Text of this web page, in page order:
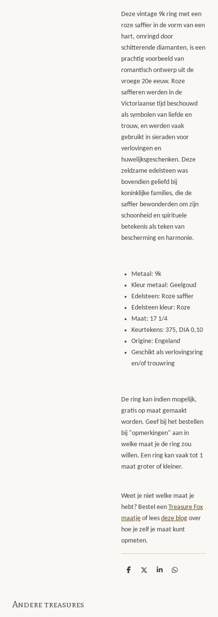
Deze vintage 9k ring met een
roze saffier in de vorm van een
hart, omringd door
schitterende diamanten, is een
prachtig voorbeeld van
romantisch ontwerp uit de
vroege 20e eeuw. Roze
saffieren werden in de
Victoriaanse tijd beschouwd
als symbolen van liefde en
trouw, en werden vaak
gebruikt in sieraden voor
verlovingen en
huwelijksgeschenken. Deze
zeldzame edelsteen was
bovendien geliefd bij
koninklijke families, die de
saffier bewonderden om zijn
schoonheid en spirituele
betekenis als teken van
bescherming en harmonie.
Metaal: 9k
Kleur metaal: Geelgoud
Edelsteen: Roze saffier
Edelsteen kleur: Roze
Maat: 17 1/4
Keurtekens: 375, DIA 0,10
Origine: Engeland
Geschikt als verlovingsring
en/of trouwring
De ring kan indien mogelijk,
gratis op maat gemaakt
worden. Geef bij het bestellen
bij "opmerkingen" aan in
welke maat je de ring zou
willen. Een ring kan vaak tot 1
maat groter of kleiner.
Weet je niet welke maat je
hebt? Bestel een Treasure Fox
maatje of lees deze blog over
hoe je zelf je maat kunt
opmeten.
D
D
S
D
Andere treasures